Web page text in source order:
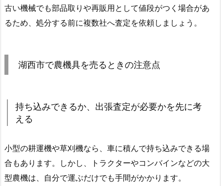
古い機械でも部品取りや再販用として値段がつく場合があ
るため、処分する前に複数社へ査定を依頼しましょう。
湖西市で農機具を売るときの注意点
持ち込みできるか、出張査定が必要かを先に考
える
小型の耕運機や草刈機なら、車に積んで持ち込みできる場
合もあります。しかし、トラクターやコンバインなどの大
型農機は、自分で運ぶだけでも手間がかかります。